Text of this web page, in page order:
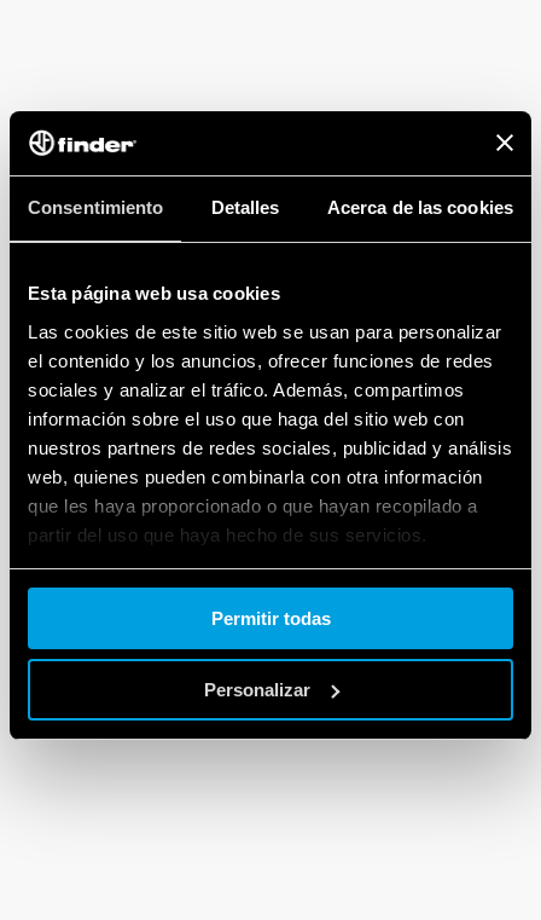
Consentimiento Detalles Acerca de las cookies
Esta página web usa cookies
Las cookies de este sitio web se usan para personalizar
el contenido y los anuncios, ofrecer funciones de redes
sociales y analizar el tráfico. Además, compartimos
información sobre el uso que haga del sitio web con
nuestros partners de redes sociales, publicidad y análisis
web, quienes pueden combinarla con otra información
que les haya proporcionado o que hayan recopilado a
partir del uso que haya hecho de sus servicios.
Cookie policy.
Permitir todas
Personalizar
EN DETALLE
La implementación fue realizada en los pisos 7 a 10
del edificio de Pan American Energy en Neuquén,
ubicado en Mendoza 51. Incluyó las oficinas de
Gerencia, los sectores de Open Space, Coffee, SUM,
salas de videoconferencias y baños